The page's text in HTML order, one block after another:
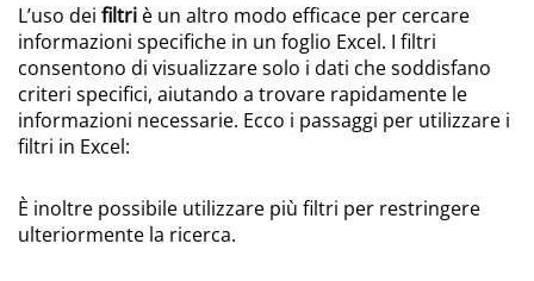
L’uso dei filtri è un altro modo efficace per cercare
informazioni specifiche in un foglio Excel. I filtri
consentono di visualizzare solo i dati che soddisfano
criteri specifici, aiutando a trovare rapidamente le
informazioni necessarie. Ecco i passaggi per utilizzare i
filtri in Excel:
È inoltre possibile utilizzare più filtri per restringere
ulteriormente la ricerca.